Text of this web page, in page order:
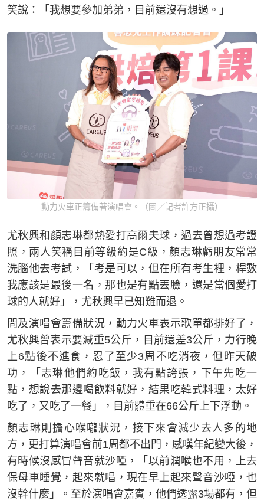
笑說：「我想要參加弟弟，目前還沒有想過。」
動力火車正籌備著演唱會。（圖／記者許方正攝）
尤秋興和顏志琳都熱愛打高爾夫球，過去曾想過考證
照，兩人笑稱目前等級約是C級，顏志琳虧朋友常常
洗腦他去考試，「考是可以，但在所有考生裡，桿數
我應該是最後一名，那也是有點丟臉，還是當個愛打
球的人就好」，尤秋興早已知難而退。
問及演唱會籌備狀況，動力火車表示歌單都排好了，
尤秋興曾表示要減重5公斤，目前還差3公斤，力行晚
上6點後不進食，忍了至少3周不吃消夜，但昨天破
功，「志琳他們約吃飯，我有點誇張，下午先吃一
點，想說去那邊喝飲料就好，結果吃韓式料理，太好
吃了，又吃了一餐」，目前體重在66公斤上下浮動。
顏志琳則擔心喉嚨狀況，接下來會減少去人多的地
方，更打算演唱會前1周都不出門，感嘆年紀變大後，
有時候沒感冒聲音就沙啞，「以前潤喉也不用，上去
保母車睡覺，起來就唱，現在早上起來聲音沙啞，也
沒幹什麼」。至於演唱會嘉賓，他們透露3場都有，但